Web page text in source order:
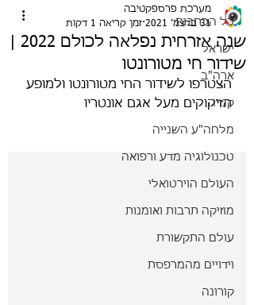
כל הכתבות
ישראל
ארה"ב
קנדה
מלחה"ע השנייה
טכנולוגיה מדע ורפואה
העולם הוירטואלי
מוזיקה תרבות ואומנות
עולם התקשורת
וידויים מהמרפסת
קורונה
שידור חי מטורונטו
מערכת פרספקטיבה
31 בדצמ׳ 2021
זמן קריאה 1 דקות
הצטרפו לשידור החי מטורונטו ולמופע
הזיקוקים מעל אגם אונטריו